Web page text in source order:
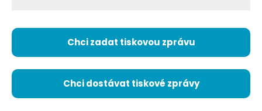
Chci zadat tiskovou zprávu
Chci dostávat tiskové zprávy